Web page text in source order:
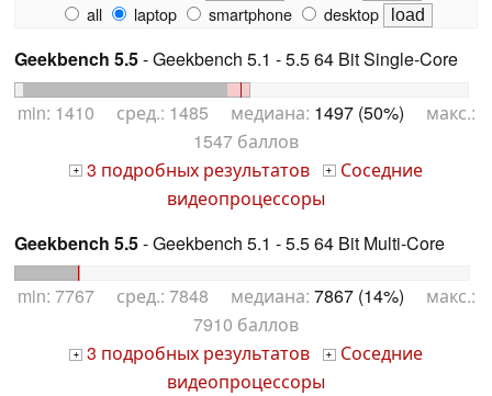
all
laptop smartphone desktop
Geekbench 5.5- Geekbench 5.1 - 5.5 64 Bit Single-Core
min: 1410 сред.: 1485 медиана: 1497 (50%) макс.:
1547 баллов
+ 3 подробных результатов + Соседние
видеопроцессоры
Geekbench 5.5- Geekbench 5.1 - 5.5 64 Bit Multi-Core
min: 7767 сред.: 7848 медиана: 7867 (14%) макс.:
7910 баллов
+ 3 подробных результатов + Соседние
видеопроцессоры